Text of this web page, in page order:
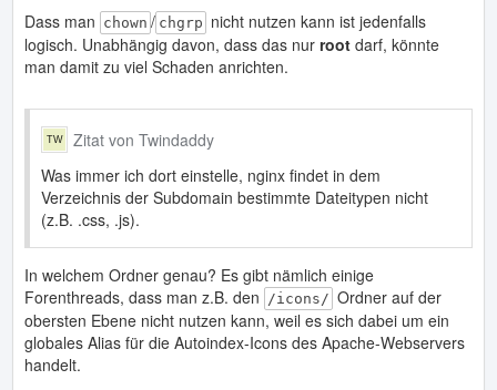
Dass man chown / chgrp nicht nutzen kann ist jedenfalls
logisch. Unabhängig davon, dass das nur root darf, könnte
man damit zu viel Schaden anrichten.
Zitat von Twindaddy
Was immer ich dort einstelle, nginx findet in dem
Verzeichnis der Subdomain bestimmte Dateitypen nicht
(z.B. .css, .js).
In welchem Ordner genau? Es gibt nämlich einige
Forenthreads, dass man z.B. den /icons/ Ordner auf der
obersten Ebene nicht nutzen kann, weil es sich dabei um ein
globales Alias für die Autoindex-Icons des Apache-Webservers
handelt.